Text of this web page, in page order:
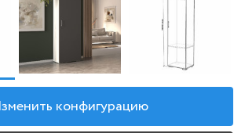
конфигурацию